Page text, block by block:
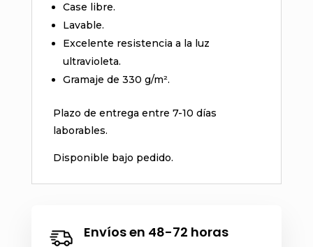
Case libre.
Lavable.
Excelente resistencia a la luz
ultravioleta.
Gramaje de 330 g/m².
Plazo de entrega entre 7-10 días
laborables.
Disponible bajo pedido.
Envíos en 48-72 horas